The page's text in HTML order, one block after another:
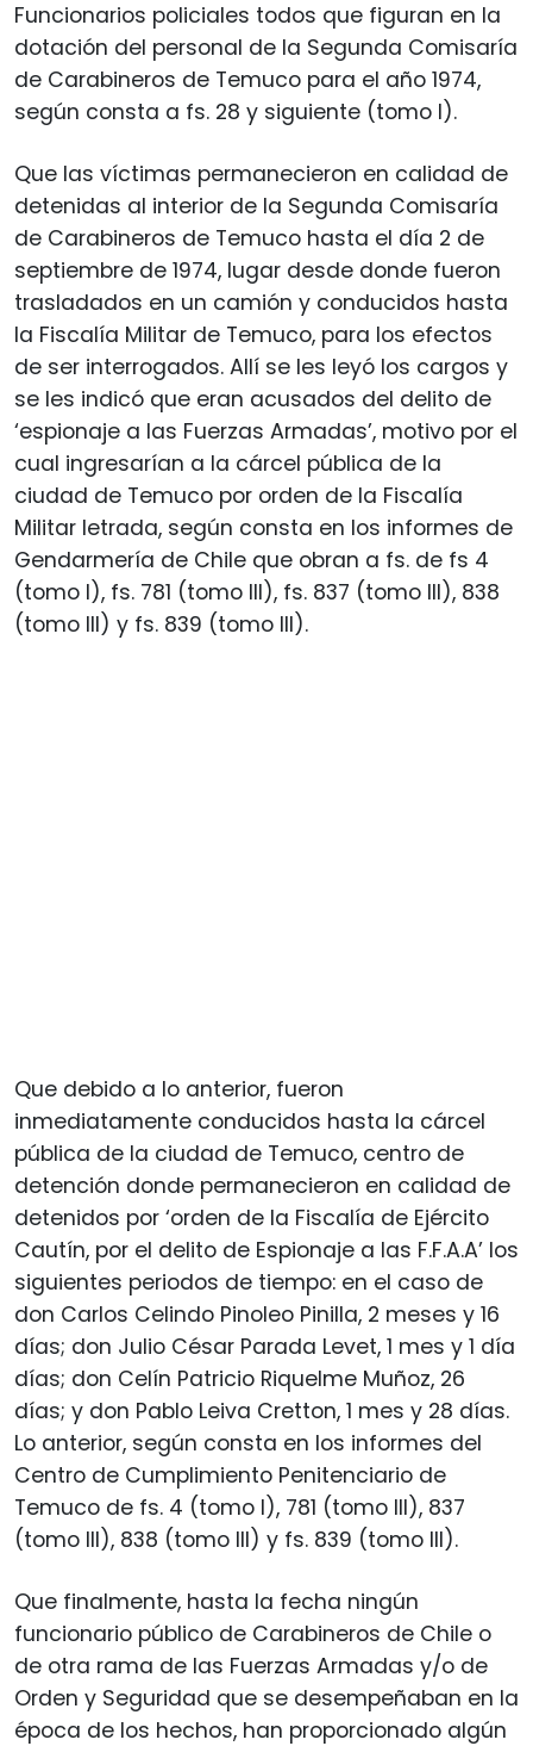
Funcionarios policiales todos que figuran en la
dotación del personal de la Segunda Comisaría
de Carabineros de Temuco para el año 1974,
según consta a fs. 28 y siguiente (tomo I).
Que las víctimas permanecieron en calidad de
detenidas al interior de la Segunda Comisaría
de Carabineros de Temuco hasta el día 2 de
septiembre de 1974, lugar desde donde fueron
trasladados en un camión y conducidos hasta
la Fiscalía Militar de Temuco, para los efectos
de ser interrogados. Allí se les leyó los cargos y
se les indicó que eran acusados del delito de
‘espionaje a las Fuerzas Armadas’, motivo por el
cual ingresarían a la cárcel pública de la
ciudad de Temuco por orden de la Fiscalía
Militar letrada, según consta en los informes de
Gendarmería de Chile que obran a fs. de fs 4
(tomo I), fs. 781 (tomo III), fs. 837 (tomo III), 838
(tomo III) y fs. 839 (tomo III).
Que debido a lo anterior, fueron
inmediatamente conducidos hasta la cárcel
pública de la ciudad de Temuco, centro de
detención donde permanecieron en calidad de
detenidos por ‘orden de la Fiscalía de Ejército
Cautín, por el delito de Espionaje a las F.F.A.A’ los
siguientes periodos de tiempo: en el caso de
don Carlos Celindo Pinoleo Pinilla, 2 meses y 16
días; don Julio César Parada Levet, 1 mes y 1 día
días; don Celín Patricio Riquelme Muñoz, 26
días; y don Pablo Leiva Cretton, 1 mes y 28 días.
Lo anterior, según consta en los informes del
Centro de Cumplimiento Penitenciario de
Temuco de fs. 4 (tomo I), 781 (tomo III), 837
(tomo III), 838 (tomo III) y fs. 839 (tomo III).
Que finalmente, hasta la fecha ningún
funcionario público de Carabineros de Chile o
de otra rama de las Fuerzas Armadas y/o de
Orden y Seguridad que se desempeñaban en la
época de los hechos, han proporcionado algún